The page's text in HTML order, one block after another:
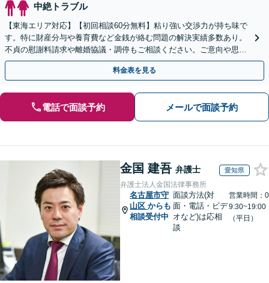
中絶トラブル
【東海エリア対応】【初回相談60分無料】粘り強い交渉力が持ち味で
す。特に財産分与や養育費など金銭が絡む問題の解決実績多数あり。
不貞の慰謝料請求や離婚協議・調停もご相談ください。ご意向や思い
に寄り添いながら最善の解決を目指します／土日祝相談可
料金表を見る
電話で面談予約 メールで面談予約
金国 建吾 弁護士 愛知県
弁護士法人金国法律事務所
名古屋市守
山区 からも
相談受付中
面談方法(対
面・電話・ビデ
オなど)は応相
談
営業時間：0
9:30~19:00
（平日）